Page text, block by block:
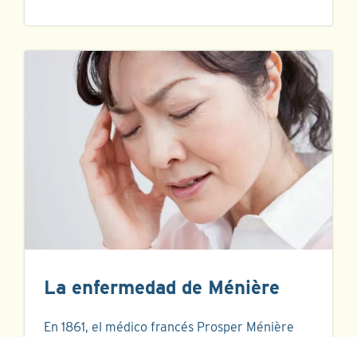
La enfermedad de Ménière
En 1861, el médico francés Prosper Ménière